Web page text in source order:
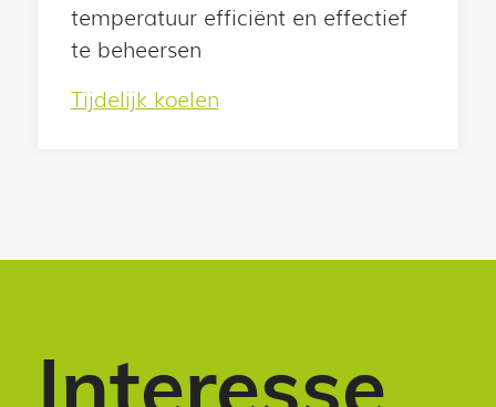
temperatuur efficiënt en effectief
te beheersen
Tijdelijk koelen
Interesse